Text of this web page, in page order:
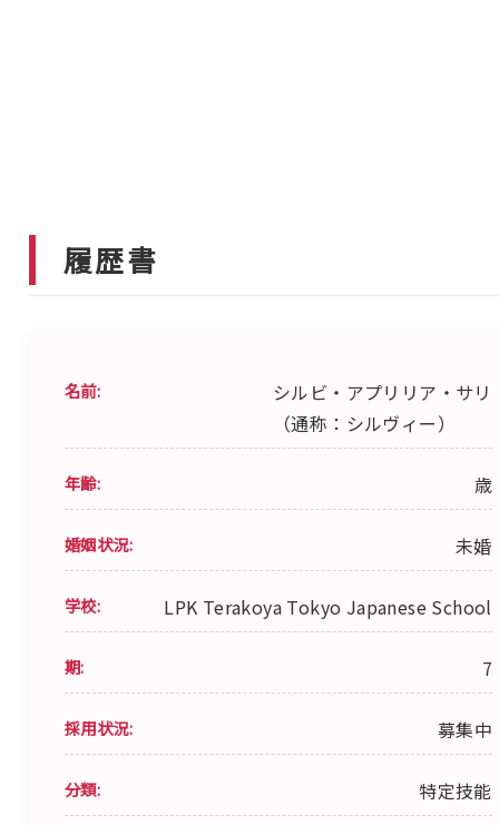
履歴書
名前:
シルビ・アプリリア・サリ
（通称：シルヴィー）
年齢: 歳
婚姻状況: 未婚
学校: LPK Terakoya Tokyo Japanese School
期: 7
採用状況: 募集中
分類: 特定技能